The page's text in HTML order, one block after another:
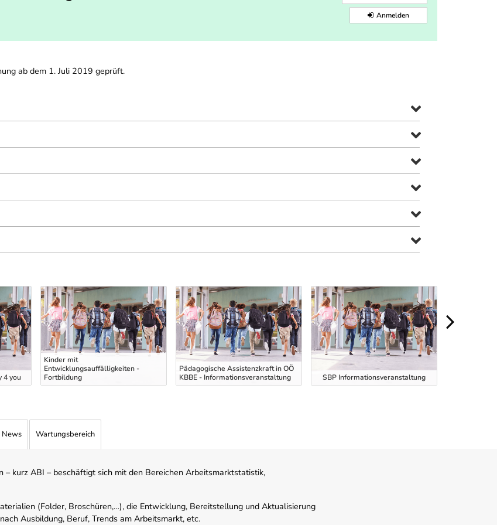
Anmelden
ab dem 1. Juli 2019 geprüft.
4 you
Kinder mit
Entwicklungsauffälligkeiten -
Fortbildung
Pädagogische Assistenzkraft in OÖ
KBBE - Informationsveranstaltung
SBP Informationsveranstaltung
News Wartungsbereich
kurz ABI – beschäftigt sich mit den Bereichen Arbeitsmarktstatistik,
(Folder, Broschüren,…), die Entwicklung, Bereitstellung und Aktualisierung
Ausbildung, Beruf, Trends am Arbeitsmarkt, etc.